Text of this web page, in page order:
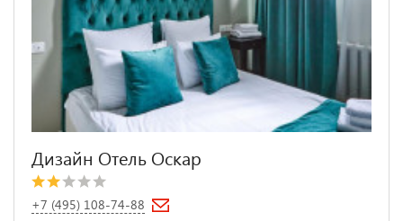
Дизайн Отель Оскар
+7 (495) 108-74-88